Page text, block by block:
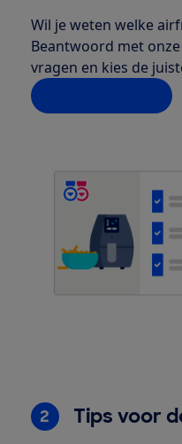
Wil je weten welke
Beantwoord met
vragen en kies de
2 Tips voor